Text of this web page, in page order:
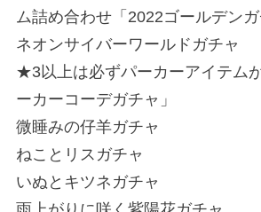
ム詰め合わせ「2022ゴールデンガ
ネオンサイバーワールドガチャ
★3以上は必ずパーカーアイテム
ーカーコーデガチャ」
微睡みの仔羊ガチャ
ねことリスガチャ
いぬとキツネガチャ